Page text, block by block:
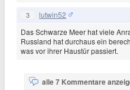
3 lutwin52
Das Schwarze Meer hat viele
Russland hat durchaus ein
was vor ihrer Haustür passiert.
alle 7 Kommentare